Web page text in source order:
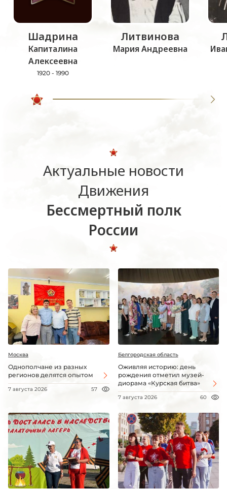
Шадрина
Капиталина
Алексеевна
1920 - 1990
Литвинова
Мария Андреевна
Актуальные новости
Движения
Бессмертный полк
России
Москва
Однополчане из разных
регионов делятся опытом
7 августа 2026 57
Белгородская область
Оживляя историю: день
рождения отметил музей-
диорама «Курская битва»
7 августа 2026 60